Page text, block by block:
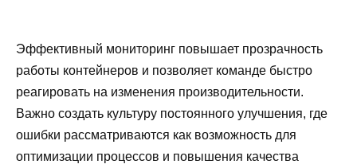
Эффективный мониторинг повышает прозрачность
работы контейнеров и позволяет команде быстро
реагировать на изменения производительности.
Важно создать культуру постоянного улучшения, где
ошибки рассматриваются как возможность для
оптимизации процессов и повышения качества